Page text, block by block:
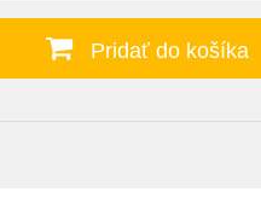
Pridať do košíka